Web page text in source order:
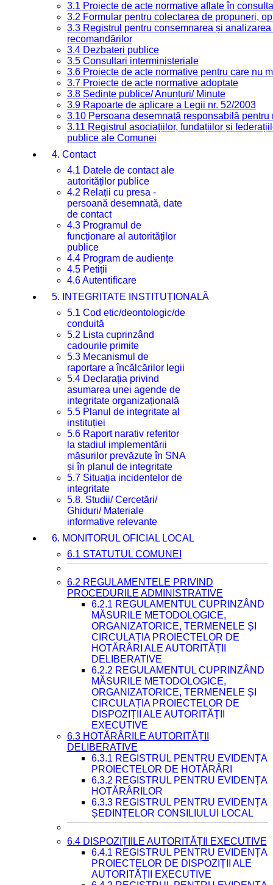
3.1 Proiecte de acte normative aflate în
3.2 Formular pentru colectarea de propuneri,
3.3 Registrul pentru consemnarea și
recomandărilor
3.4 Dezbateri publice
3.5 Consultari interministeriale
3.6 Proiecte de acte normative pentru care nu
3.7 Proiecte de acte normative adoptate
3.8 Ședințe publice/ Anunțuri/ Minute
3.9 Rapoarte de aplicare a Legii nr. 52/2003
3.10 Persoana desemnată responsabilă
3.11 Registrul asociațiilor, fundațiilor și
publice ale Comunei
4. Contact
4.1 Datele de contact ale
autorităților publice
4.2 Relații cu presa -
persoană desemnată, date
de contact
4.3 Programul de
funcționare al autorităților
publice
4.4 Program de audiențe
4.5 Petiții
4.6 Autentificare
5. INTEGRITATE INSTITUȚIONALĂ
5.1 Cod etic/deontologic/de
conduită
5.2 Lista cuprinzând
cadourile primite
5.3 Mecanismul de
raportare a încălcărilor legii
5.4 Declarația privind
asumarea unei agende de
integritate organizațională
5.5 Planul de integritate al
instituției
5.6 Raport narativ referitor
la stadiul implementării
măsurilor prevăzute în SNA
și în planul de integritate
5.7 Situația incidentelor de
integritate
5.8. Studii/ Cercetări/
Ghiduri/ Materiale
informative relevante
6. MONITORUL OFICIAL LOCAL
6.1 STATUTUL COMUNEI
6.2 REGULAMENTELE PRIVIND
PROCEDURILE ADMINISTRATIVE
6.2.1 REGULAMENTUL CUPRINZÂND
MĂSURILE METODOLOGICE,
ORGANIZATORICE, TERMENELE ȘI
CIRCULAȚIA PROIECTELOR DE
HOTĂRÂRI ALE AUTORITĂȚII
DELIBERATIVE
6.2.2 REGULAMENTUL CUPRINZÂND
MĂSURILE METODOLOGICE,
ORGANIZATORICE, TERMENELE ȘI
CIRCULAȚIA PROIECTELOR DE
DISPOZIȚII ALE AUTORITĂȚII
EXECUTIVE
6.3 HOTĂRÂRILE AUTORITĂȚII
DELIBERATIVE
6.3.1 REGISTRUL PENTRU EVIDENȚA
PROIECTELOR DE HOTĂRÂRI
6.3.2 REGISTRUL PENTRU EVIDENȚA
HOTĂRÂRILOR
6.3.3 REGISTRUL PENTRU EVIDENȚA
ȘEDINȚELOR CONSILIULUI LOCAL
6.4 DISPOZIȚIILE AUTORITĂȚII EXECUTIVE
6.4.1 REGISTRUL PENTRU EVIDENȚA
PROIECTELOR DE DISPOZIȚII ALE
AUTORITĂȚII EXECUTIVE